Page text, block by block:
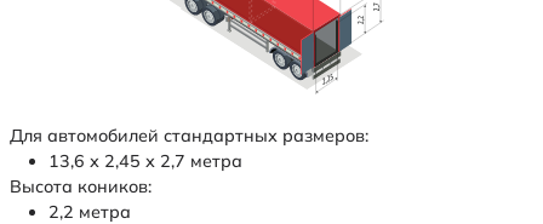
Для автомобилей стандартных размеров:
13,6 х 2,45 х 2,7 метра
Высота коников:
2,2 метра